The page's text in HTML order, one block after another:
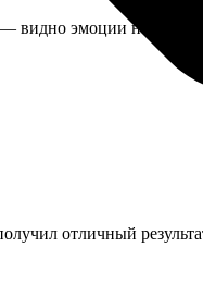
видно эмоции на
отличный